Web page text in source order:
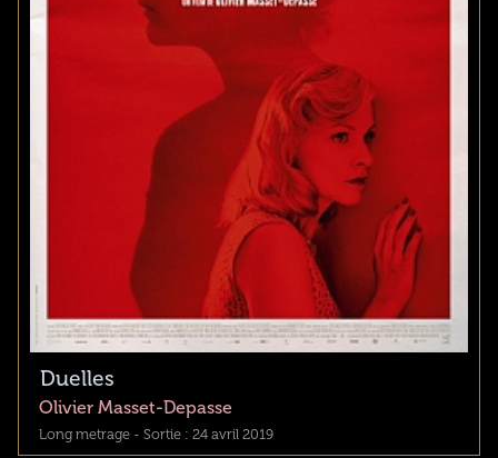
Duelles
Olivier Masset-Depasse
Long metrage - Sortie : 24 avril 2019